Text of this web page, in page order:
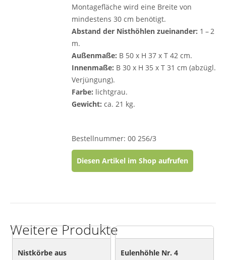
Montagefläche wird eine Breite von
mindestens 30 cm benötigt.
Abstand der Nisthöhlen zueinander: 1 – 2
m.
Außenmaße: B 50 x H 37 x T 42 cm.
Innenmaße: B 30 x H 35 x T 31 cm (abzügl.
Verjüngung).
Farbe: lichtgrau.
Gewicht: ca. 21 kg.
Bestellnummer: 00 256/3
Diesen Artikel im Shop aufrufen
Weitere Produkte
Nistkörbe aus
Eulenhöhle Nr. 4